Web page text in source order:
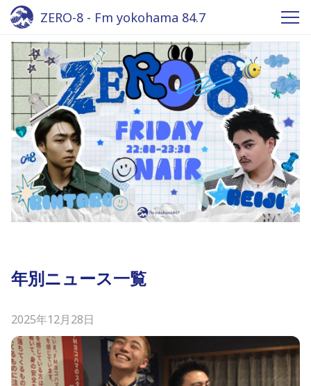
ZERO-8 - Fm yokohama 84.7
年別ニュース一覧
2025年12月28日